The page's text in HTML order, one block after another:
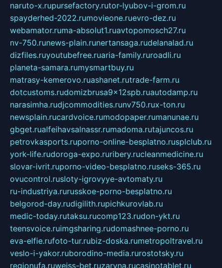
naruto-x.rupursefactory.rutor-lyubov-i-grom.ru
spayderhed-2022.rumovieone.ruevro-dez.ru
webamator.ruma-absolut1.ruavtopomosch27.ru
nv-750.runews-plain.runertansaga.rudelanalad.ru
dizfiles.ruyoutubefree.ruaria-family.ruroadli.ru
planeta-samara.rumysmartbuy.ru
matrasy-kemerovo.ruashanet.rutrade-farm.ru
dotcustoms.rudomizbrusa9x12spb.ruautodamp.ru
narasimha.rudjcommodities.runv750.rux-ton.ru
newsplain.rucardvoice.rumodopaper.rumanunae.ru
gbget.rualfeihavsalnassr.rumadoma.rutajuncos.ru
petrovkasports.ruporno-online-besplatno.rusplclub.ru
york-life.rudoroga-expo.ruribery.rucleanmedicine.ru
slovar-ivrit.ruporno-video-besplatno.ruseks-365.ru
ovucontrol.rusloty-igrovyye-avtomaty.ru
ru-industriya.rurusskoe-porno-besplatno.ru
belgorod-day.rudigilith.rupichkurovlab.ru
medic-today.rutaksu.rucomp123.rudon-ykt.ru
teensvoice.ruimgsharing.rudomashnee-porno.ru
eva-elfie.rufoto-tur.rubiz-doska.rumetropoltravel.ru
veslo-i-yakor.ruborodino-media.rurostotsky.ru
regionufa.ruweiss-bet.ruzaryna.rucasinotablet.ru